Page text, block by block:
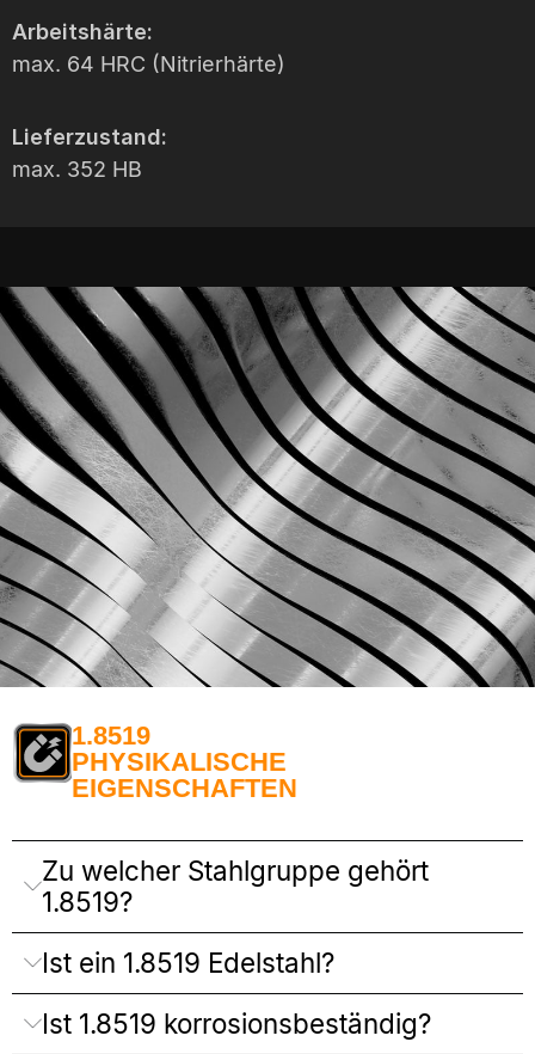
Arbeitshärte:
max. 64 HRC (Nitrierhärte)
Lieferzustand:
max. 352 HB
1.8519
PHYSIKALISCHE
EIGENSCHAFTEN
Zu welcher Stahlgruppe gehört
1.8519?
Ist ein 1.8519 Edelstahl?
Ist 1.8519 korrosionsbeständig?